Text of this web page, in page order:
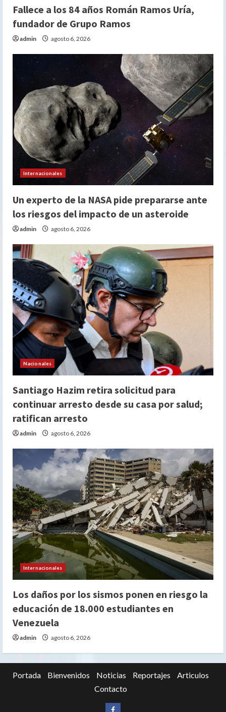
Fallece a los 84 años Román Ramos Uría,
fundador de Grupo Ramos
admin agosto 6, 2026
Internacionales
Un experto de la NASA pide prepararse ante
los riesgos del impacto de un asteroide
admin agosto 6, 2026
Nacionales
Santiago Hazim retira solicitud para
continuar arresto desde su casa por salud;
ratifican arresto
admin agosto 6, 2026
Internacionales
Los daños por los sismos ponen en riesgo la
educación de 18.000 estudiantes en
Venezuela
admin agosto 6, 2026
Portada Bienvenidos Noticias Reportajes
Articulos
Contacto
Siganos